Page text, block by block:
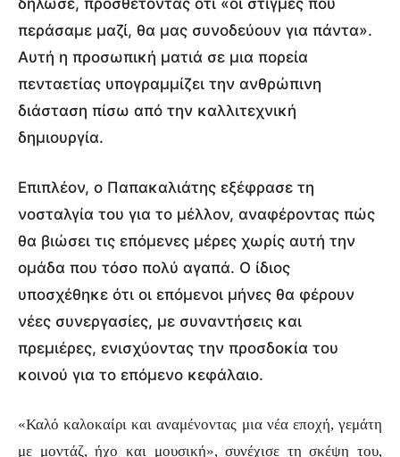
περάσαμε μαζί, θα μας συνοδεύουν για πάντα».
Αυτή η προσωπική ματιά σε μια πορεία
πενταετίας υπογραμμίζει την ανθρώπινη
διάσταση πίσω από την καλλιτεχνική
δημιουργία.
Επιπλέον, ο Παπακαλιάτης εξέφρασε τη
νοσταλγία του για το μέλλον, αναφέροντας πώς
θα βιώσει τις επόμενες μέρες χωρίς αυτή την
ομάδα που τόσο πολύ αγαπά. Ο ίδιος
υποσχέθηκε ότι οι επόμενοι μήνες θα φέρουν
νέες συνεργασίες, με συναντήσεις και
πρεμιέρες, ενισχύοντας την προσδοκία του
κοινού για το επόμενο κεφάλαιο.
«Καλό καλοκαίρι και αναμένοντας μια νέα εποχή, γεμάτη
με μοντάζ, ήχο και μουσική», συνέχισε τη σκέψη του,